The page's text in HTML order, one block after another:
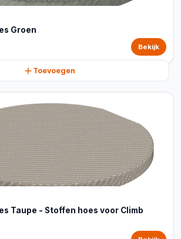
Groen
Bekijk
Toevoegen
Taupe - Stoffen hoes voor Climb